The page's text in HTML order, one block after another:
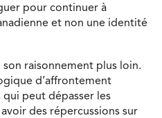
pour continuer à
et non une identité
raisonnement plus loin.
d’affrontement
peut dépasser les
des répercussions sur